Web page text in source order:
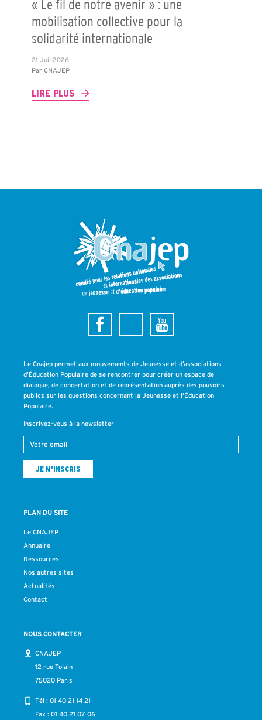
« Le fil de notre avenir » : une
mobilisation collective pour la
solidarité internationale
21 Juil 2026
Par CNAJEP
LIRE PLUS
Le Cnajep permet aux mouvements de Jeunesse et d’associations
d’Éducation Populaire de se rencontrer pour créer un espace de
dialogue, de concertation et de représentation auprès des pouvoirs
publics sur les questions concernant la Jeunesse et l’Éducation
Populaire.
Inscrivez-vous à la newsletter
PLAN DU SITE
Le CNAJEP
Annuaire
Ressources
Nos autres sites
Actualités
Contact
NOUS CONTACTER
CNAJEP
12 rue Tolain
75020 Paris
Tél : 01 40 21 14 21
Fax : 01 40 21 07 06